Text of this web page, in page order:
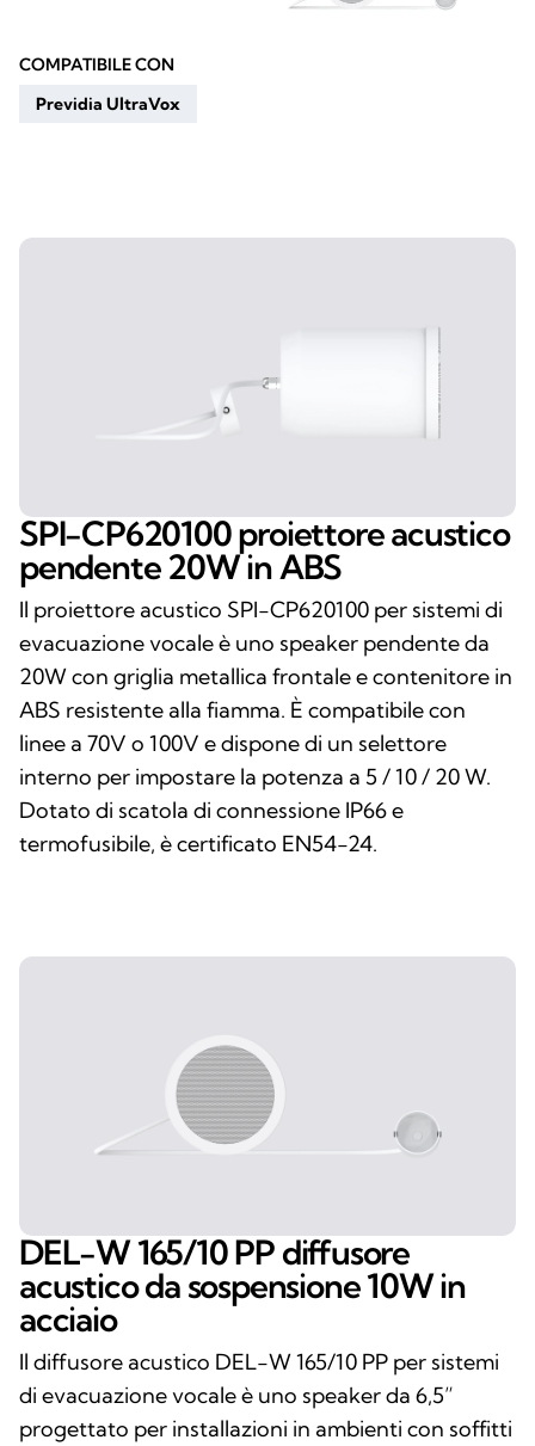
COMPATIBILE CON
Previdia UltraVox
SPI-CP620100 proiettore acustico
pendente 20W in ABS
Il proiettore acustico SPI-CP620100 per sistemi di
evacuazione vocale è uno speaker pendente da
20W con griglia metallica frontale e contenitore in
ABS resistente alla fiamma. È compatibile con
linee a 70V o 100V e dispone di un selettore
interno per impostare la potenza a 5 / 10 / 20 W.
Dotato di scatola di connessione IP66 e
termofusibile, è certificato EN54-24.
DEL-W 165/10 PP diffusore
acustico da sospensione 10W in
acciaio
Il diffusore acustico DEL-W 165/10 PP per sistemi
di evacuazione vocale è uno speaker da 6,5”
progettato per installazioni in ambienti con soffitti